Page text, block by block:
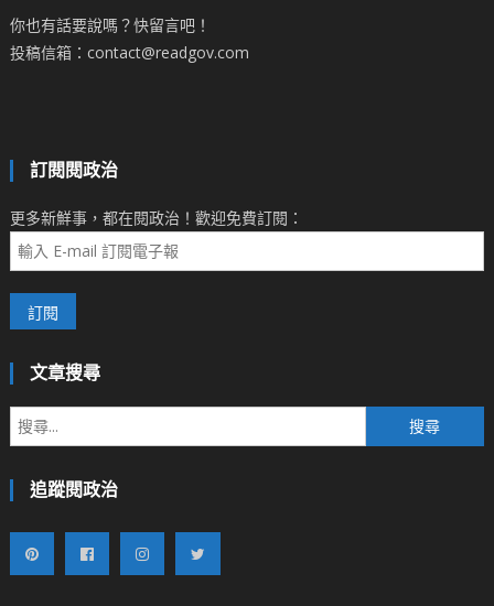
你也有話要說嗎？快留言吧！
投稿信箱：contact@readgov.com
訂閱閱政治
更多新鮮事，都在閱政治！歡迎免費訂閱：
文章搜尋
尋
追蹤閱政治